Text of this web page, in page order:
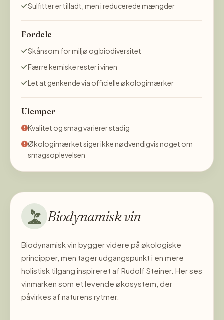
Sulfitter er tilladt, men i reducerede mængder
Fordele
Skånsom for miljø og biodiversitet
Færre kemiske rester i vinen
Let at genkende via officielle økologimærker
Ulemper
Kvalitet og smag varierer stadig
Økologimærket siger ikke nødvendigvis noget om
smagsoplevelsen
Biodynamisk vin
Biodynamisk vin bygger videre på økologiske
principper, men tager udgangspunkt i en mere
holistisk tilgang inspireret af Rudolf Steiner. Her ses
vinmarken som et levende økosystem, der
påvirkes af naturens rytmer.